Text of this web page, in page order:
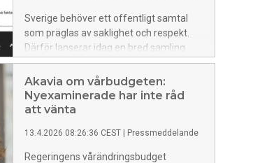
Sverige behöver ett offentligt samtal
som präglas av saklighet och respekt.
Därför lanserar idag en bred samling
samhällsaktörer initiativet För ett
upplyst val, öppet för alla som i ord och
handling vill bidra till en
kunskapsbaserad valrörelse och ett
nyanser och eftertanke.
Akavia om vårbudgeten:
Nyexaminerade har inte råd
att vänta
13.4.2026 08:26:36 CEST Pressmeddelande
Regeringens vårändringsbudget